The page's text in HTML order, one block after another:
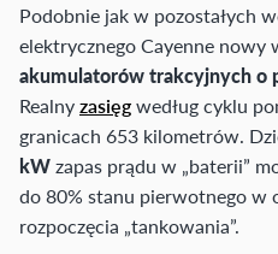
Podobnie jak w pozostałych
elektrycznego Cayenne nowy
akumulatorów trakcyjnych o
Realnyzasięgwedług cyklu
granicach 653 kilometrów.
kWzapas prądu w „baterii”
do 80% stanu pierwotnego w
rozpoczęcia „tankowania”.